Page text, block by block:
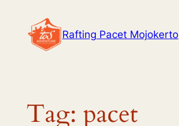
content
Rafting Pacet Mojokerto
Tag: pacet